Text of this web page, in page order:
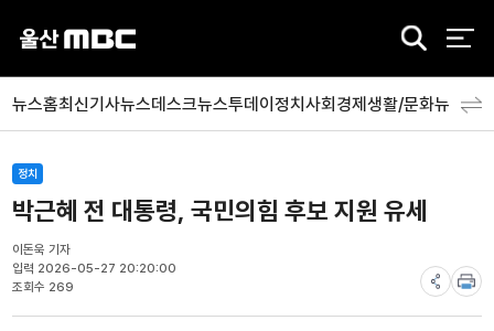
검
뉴스홈최신기사뉴스데스크뉴스투데이정치사회경제생활/문화뉴스특
정치
박근혜 전 대통령, 국민의힘 후보 지원 유세
이돈욱 기자
입력 2026-05-27 20:20:00
조회수 269